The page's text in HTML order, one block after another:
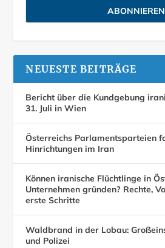
NEUESTE BEITRÄGE
Bericht über die Kundgebung
31. Juli in Wien
Österreichs Parlamentsparteien
Hinrichtungen im Iran
Können iranische Flüchtlinge in
Unternehmen gründen? Rechte,
erste Schritte
Waldbrand in der Lobau:
und Polizei